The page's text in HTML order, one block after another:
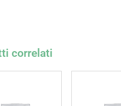
correlati